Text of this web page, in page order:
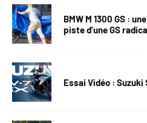
BMW M 1300 GS :
piste d’une GS
Essai Vidéo : Suzuki